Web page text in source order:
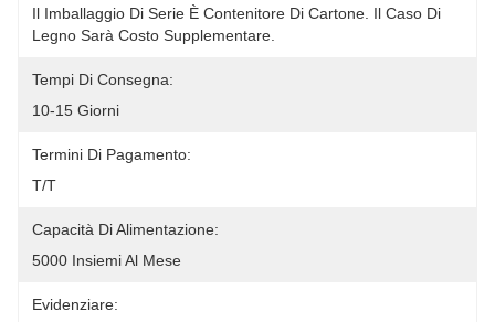
Il Imballaggio Di Serie È Contenitore Di Cartone. Il Caso Di
Legno Sarà Costo Supplementare.
Tempi Di Consegna:
10-15 Giorni
Termini Di Pagamento:
T/T
Capacità Di Alimentazione:
5000 Insiemi Al Mese
Evidenziare: